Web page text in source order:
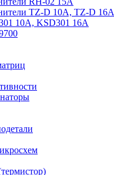
TZ-D 10A, TZ-D 16A
10A, KSD301 16A